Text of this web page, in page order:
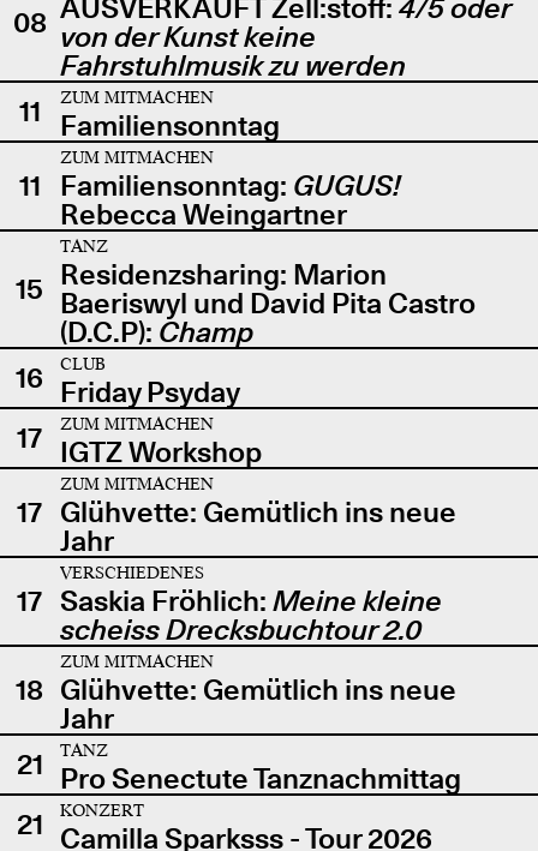
08 AUSVERKAUFT Zell:stoff: 4/5 oder
von der Kunst keine
Fahrstuhlmusik zu werden
11
ZUM MITMACHEN
Familiensonntag
11
ZUM MITMACHEN
Familiensonntag: GUGUS!
Rebecca Weingartner
15
TANZ
Residenzsharing: Marion
Baeriswyl und David Pita Castro
(D.C.P): Champ
16
CLUB
Friday Psyday
17
ZUM MITMACHEN
IGTZ Workshop
17
ZUM MITMACHEN
Glühvette: Gemütlich ins neue
Jahr
17
VERSCHIEDENES
Saskia Fröhlich: Meine kleine
scheiss Drecksbuchtour 2.0
18
ZUM MITMACHEN
Glühvette: Gemütlich ins neue
Jahr
21
TANZ
Pro Senectute Tanznachmittag
21
KONZERT
Camilla Sparksss - Tour 2026